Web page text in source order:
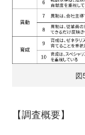
【調査概要】